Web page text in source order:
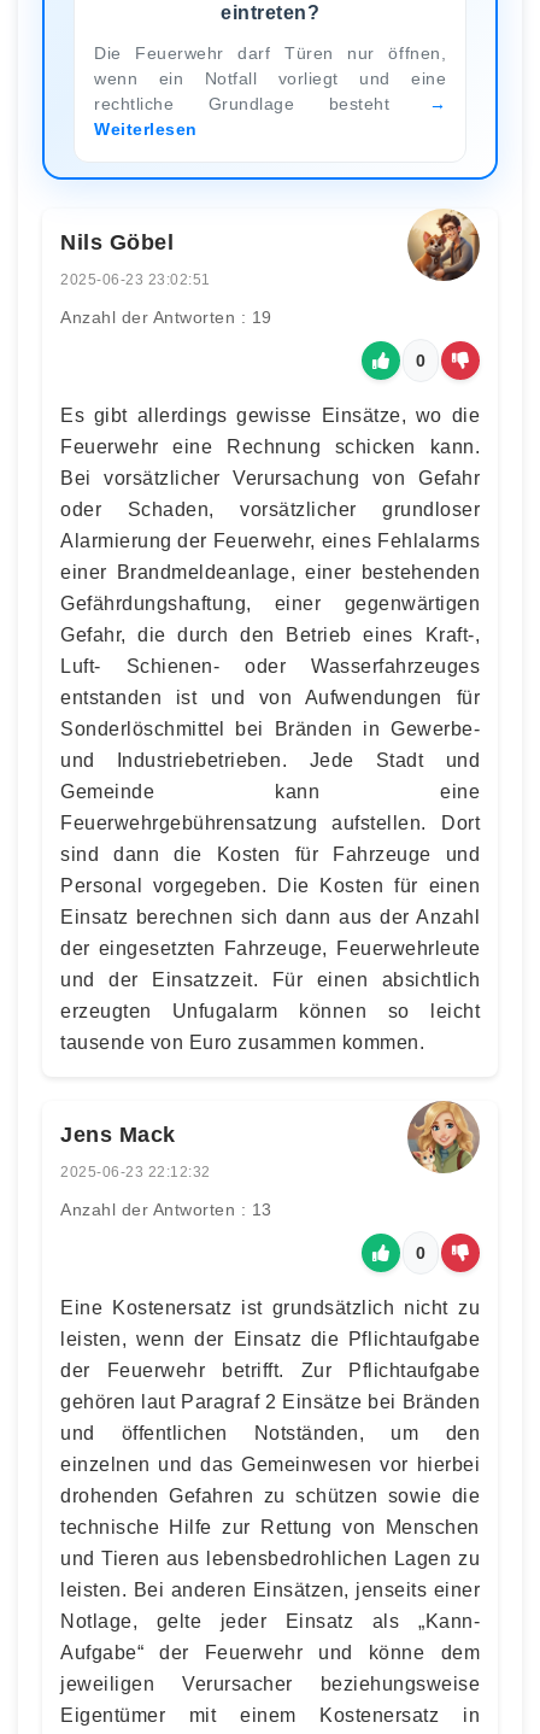
eintreten?
Die Feuerwehr darf Türen nur öffnen,
wenn ein Notfall vorliegt und eine
rechtliche Grundlage besteht
Weiterlesen
Nils Göbel
2025-06-23 23:02:51
Anzahl der Antworten : 19
0
Es gibt allerdings gewisse Einsätze, wo die
Feuerwehr eine Rechnung schicken kann.
Bei vorsätzlicher Verursachung von Gefahr
oder Schaden, vorsätzlicher grundloser
Alarmierung der Feuerwehr, eines Fehlalarms
einer Brandmeldeanlage, einer bestehenden
Gefährdungshaftung, einer gegenwärtigen
Gefahr, die durch den Betrieb eines Kraft-,
Luft- Schienen- oder Wasserfahrzeuges
entstanden ist und von Aufwendungen für
Sonderlöschmittel bei Bränden in Gewerbe-
und Industriebetrieben. Jede Stadt und
Gemeinde kann eine
Feuerwehrgebührensatzung aufstellen. Dort
sind dann die Kosten für Fahrzeuge und
Personal vorgegeben. Die Kosten für einen
Einsatz berechnen sich dann aus der Anzahl
der eingesetzten Fahrzeuge, Feuerwehrleute
und der Einsatzzeit. Für einen absichtlich
erzeugten Unfugalarm können so leicht
tausende von Euro zusammen kommen.
Jens Mack
2025-06-23 22:12:32
Anzahl der Antworten : 13
0
Eine Kostenersatz ist grundsätzlich nicht zu
leisten, wenn der Einsatz die Pflichtaufgabe
der Feuerwehr betrifft. Zur Pflichtaufgabe
gehören laut Paragraf 2 Einsätze bei Bränden
und öffentlichen Notständen, um den
einzelnen und das Gemeinwesen vor hierbei
drohenden Gefahren zu schützen sowie die
technische Hilfe zur Rettung von Menschen
und Tieren aus lebensbedrohlichen Lagen zu
leisten. Bei anderen Einsätzen, jenseits einer
Notlage, gelte jeder Einsatz als „Kann-
Aufgabe“ der Feuerwehr und könne dem
jeweiligen Verursacher beziehungsweise
Eigentümer mit einem Kostenersatz in